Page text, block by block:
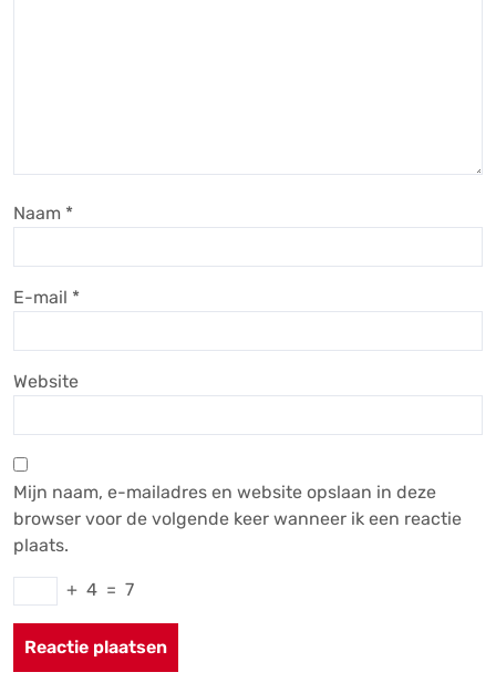
Naam *
E-mail *
Website
Mijn naam, e-mailadres en website opslaan in deze
browser voor de volgende keer wanneer ik een reactie
plaats.
+ 4 = 7